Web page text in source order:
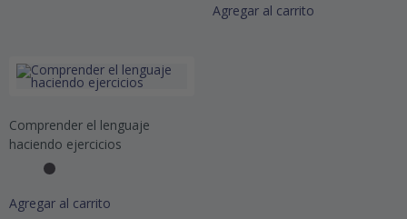
Agregar al carrito
Comprender el lenguaje
haciendo ejercicios
Agregar al carrito